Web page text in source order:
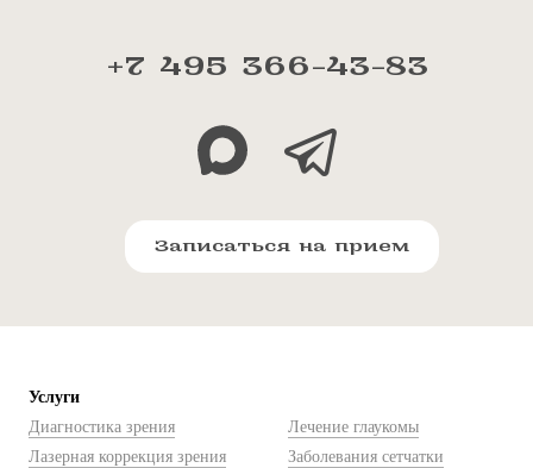
+7 495 366-43-83
Записаться на прием
Услуги
Диагностика зрения
Лазерная коррекция зрения
Лечение глаукомы
Заболевания сетчатки